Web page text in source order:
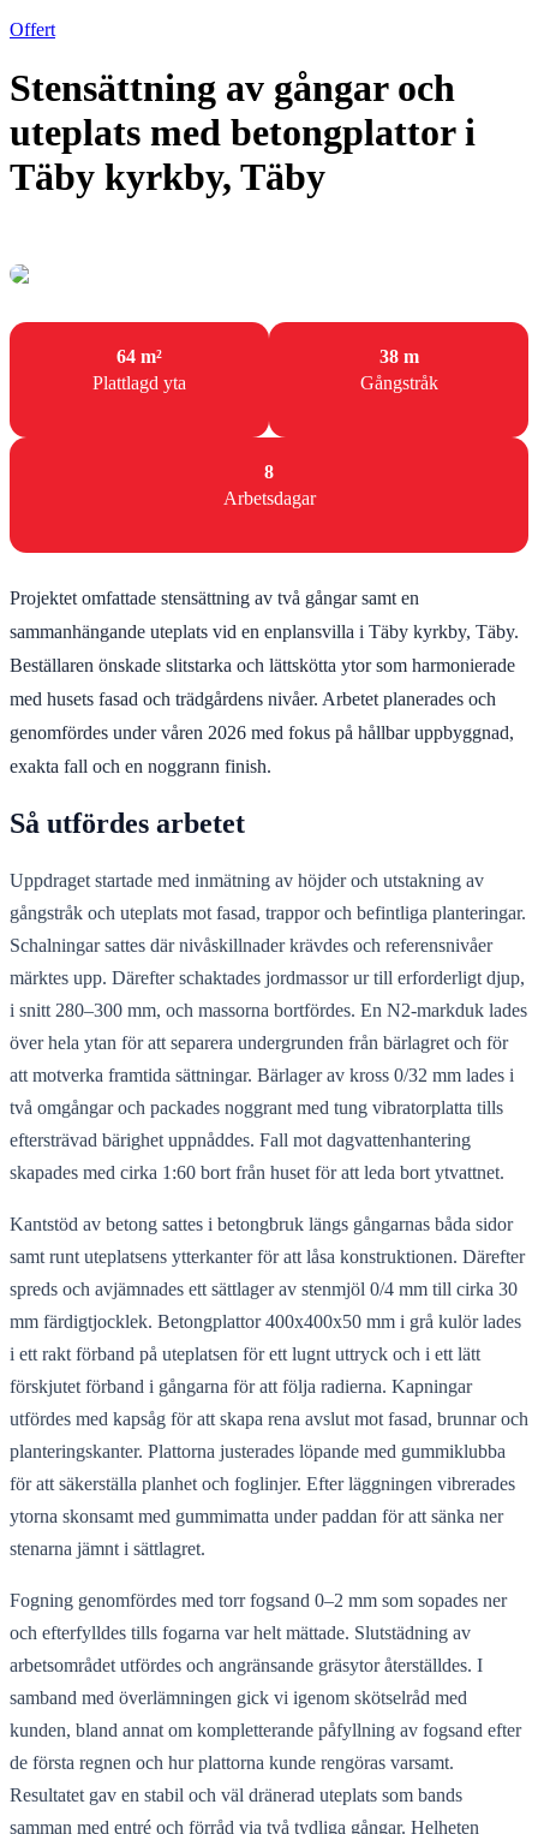
Offert
Stensättning av gångar och
uteplats med betongplattor i
Täby kyrkby, Täby
64 m²
Plattlagd yta
38 m
Gångstråk
8
Arbetsdagar
Projektet omfattade stensättning av två gångar samt en
sammanhängande uteplats vid en enplansvilla i Täby kyrkby, Täby.
Beställaren önskade slitstarka och lättskötta ytor som harmonierade
med husets fasad och trädgårdens nivåer. Arbetet planerades och
genomfördes under våren 2026 med fokus på hållbar uppbyggnad,
exakta fall och en noggrann finish.
Så utfördes arbetet
Uppdraget startade med inmätning av höjder och utstakning av
gångstråk och uteplats mot fasad, trappor och befintliga planteringar.
Schalningar sattes där nivåskillnader krävdes och referensnivåer
märktes upp. Därefter schaktades jordmassor ur till erforderligt djup,
i snitt 280–300 mm, och massorna bortfördes. En N2-markduk lades
över hela ytan för att separera undergrunden från bärlagret och för
att motverka framtida sättningar. Bärlager av kross 0/32 mm lades i
två omgångar och packades noggrant med tung vibratorplatta tills
eftersträvad bärighet uppnåddes. Fall mot dagvattenhantering
skapades med cirka 1:60 bort från huset för att leda bort ytvattnet.
Kantstöd av betong sattes i betongbruk längs gångarnas båda sidor
samt runt uteplatsens ytterkanter för att låsa konstruktionen. Därefter
spreds och avjämnades ett sättlager av stenmjöl 0/4 mm till cirka 30
mm färdigtjocklek. Betongplattor 400x400x50 mm i grå kulör lades
i ett rakt förband på uteplatsen för ett lugnt uttryck och i ett lätt
förskjutet förband i gångarna för att följa radierna. Kapningar
utfördes med kapsåg för att skapa rena avslut mot fasad, brunnar och
planteringskanter. Plattorna justerades löpande med gummiklubba
för att säkerställa planhet och foglinjer. Efter läggningen vibrerades
ytorna skonsamt med gummimatta under paddan för att sänka ner
stenarna jämnt i sättlagret.
Fogning genomfördes med torr fogsand 0–2 mm som sopades ner
och efterfylldes tills fogarna var helt mättade. Slutstädning av
arbetsområdet utfördes och angränsande gräsytor återställdes. I
samband med överlämningen gick vi igenom skötselråd med
kunden, bland annat om kompletterande påfyllning av fogsand efter
de första regnen och hur plattorna kunde rengöras varsamt.
Resultatet gav en stabil och väl dränerad uteplats som bands
samman med entré och förråd via två tydliga gångar. Helheten